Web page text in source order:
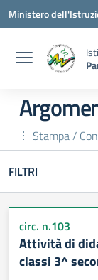
Vai ai contenuti
Vai al menu di
Vai al footer
Ministero
Stampa /
FILTRI
circ. n.103
Attività di
classi 3^